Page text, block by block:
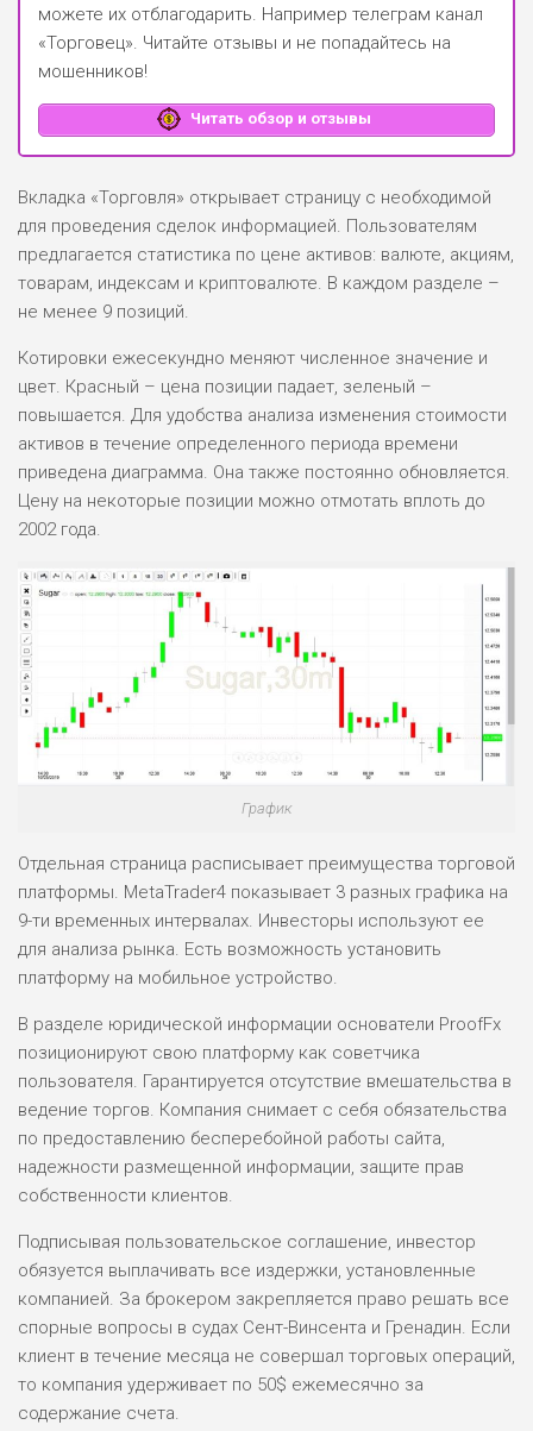
можете их отблагодарить. Например телеграм канал
«Торговец». Читайте отзывы и не попадайтесь на
мошенников!
Читать обзор и отзывы
Вкладка «Торговля» открывает страницу с необходимой
для проведения сделок информацией. Пользователям
предлагается статистика по цене активов: валюте, акциям,
товарам, индексам и криптовалюте. В каждом разделе –
не менее 9 позиций.
Котировки ежесекундно меняют численное значение и
цвет. Красный – цена позиции падает, зеленый –
повышается. Для удобства анализа изменения стоимости
активов в течение определенного периода времени
приведена диаграмма. Она также постоянно обновляется.
Цену на некоторые позиции можно отмотать вплоть до
2002 года.
График
Отдельная страница расписывает преимущества торговой
платформы. MetaTrader4 показывает 3 разных графика на
9-ти временных интервалах. Инвесторы используют ее
для анализа рынка. Есть возможность установить
платформу на мобильное устройство.
В разделе юридической информации основатели ProofFx
позиционируют свою платформу как советчика
пользователя. Гарантируется отсутствие вмешательства в
ведение торгов. Компания снимает с себя обязательства
по предоставлению бесперебойной работы сайта,
надежности размещенной информации, защите прав
собственности клиентов.
Подписывая пользовательское соглашение, инвестор
обязуется выплачивать все издержки, установленные
компанией. За брокером закрепляется право решать все
спорные вопросы в судах Сент-Винсента и Гренадин. Если
клиент в течение месяца не совершал торговых операций,
то компания удерживает по 50$ ежемесячно за
содержание счета.